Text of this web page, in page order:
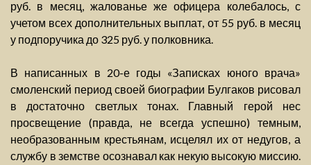
руб. в месяц, жалованье же офицера колебалось, с
учетом всех дополнительных выплат, от 55 руб. в месяц
у подпоручика до 325 руб. у полковника.
В написанных в 20-е годы «Записках юного врача»
смоленский период своей биографии Булгаков рисовал
в достаточно светлых тонах. Главный герой нес
просвещение (правда, не всегда успешно) темным,
необразованным крестьянам, исцелял их от недугов, а
службу в земстве осознавал как некую высокую миссию.